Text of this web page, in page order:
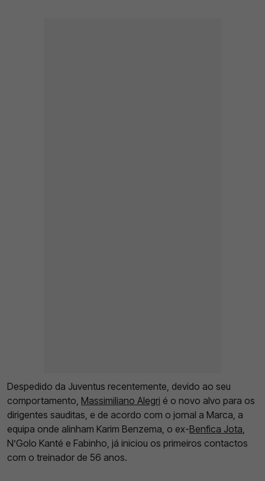
Despedido da Juventus recentemente, devido ao seu
comportamento, Massimiliano Alegri é o novo alvo para os
dirigentes sauditas, e de acordo com o jornal a Marca, a
equipa onde alinham Karim Benzema, o ex-Benfica Jota,
N’Golo Kanté e Fabinho, já iniciou os primeiros contactos
com o treinador de 56 anos.